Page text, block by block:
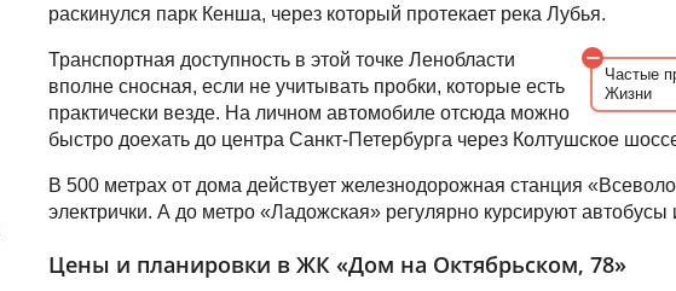
раскинулся парк Кенша, через который протекает река Лубья.
Частые
Жизни
Транспортная доступность в этой точке Ленобласти
вполне сносная, если не учитывать пробки, которые есть
практически везде. На личном автомобиле отсюда можно
быстро доехать до центра Санкт-Петербурга через Колтушское
В 500 метрах от дома действует железнодорожная станция
электрички. А до метро «Ладожская» регулярно курсируют
Цены и планировки в ЖК «Дом на Октябрьском, 78»